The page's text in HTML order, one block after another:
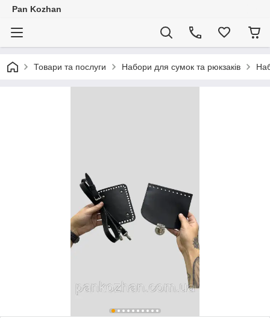
Pan Kozhan
Товари та послуги Набори для сумок та рюкзаків